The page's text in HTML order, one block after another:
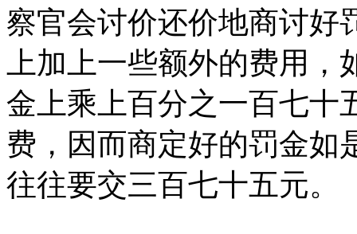
察官会讨价还价地商讨好
上加上一些额外的费用
金上乘上百分之一百七十
费，因而商定好的罚金如
往往要交三百七十五元。